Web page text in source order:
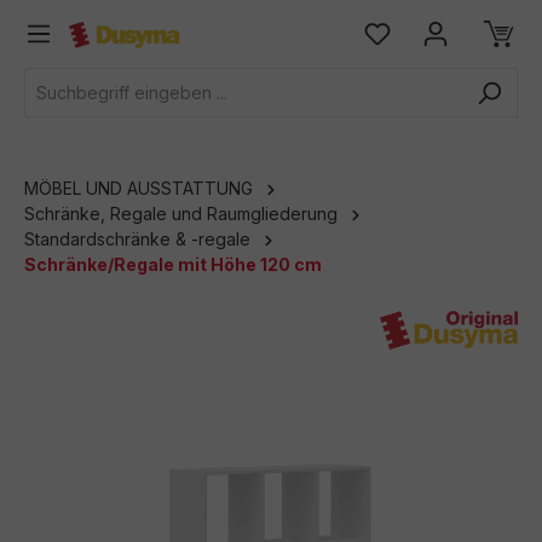
springen
MÖBEL UND AUSSTATTUNG
Schränke, Regale und Raumgliederung
Standardschränke & -regale
Schränke/Regale mit Höhe 120 cm